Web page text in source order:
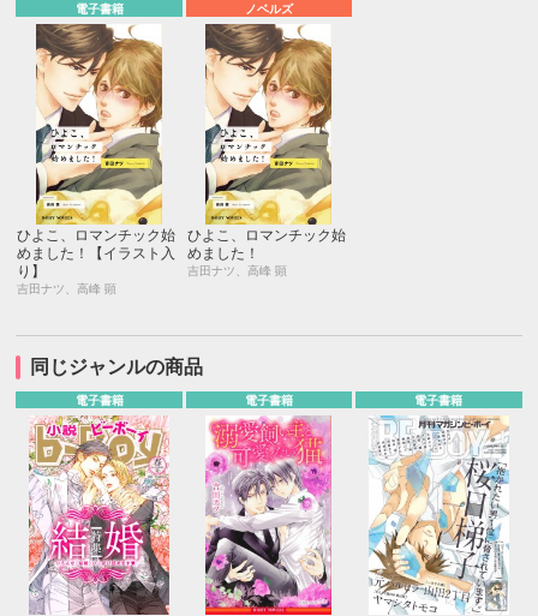
電子書籍
ひよこ、ロマンチック始
めました！【イラスト入
り】
吉田ナツ、高峰 顕
ノベルズ
ひよこ、ロマンチック始
めました！
吉田ナツ、高峰 顕
同じジャンルの商品
電子書籍 電子書籍 電子書籍